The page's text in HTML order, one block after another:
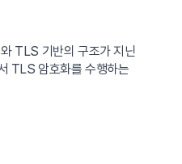
TLS 기반의 구조가 지닌
TLS 암호화를 수행하는